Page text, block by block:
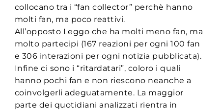
collocano tra i “fan collector” perchè hanno
molti fan, ma poco reattivi.
All’opposto Leggo che ha molti meno fan, ma
molto partecipi (167 reazioni per ogni 100 fan
e 306 interazioni per ogni notizia pubblicata).
Infine ci sono i “ritardatari”, coloro i quali
hanno pochi fan e non riescono neanche a
coinvolgerli adeguatamente. La maggior
parte dei quotidiani analizzati rientra in